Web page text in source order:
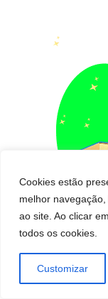
Cookies estão
melhor
ao site. Ao clicar
todos os cookies.
Customizar
Pedido de